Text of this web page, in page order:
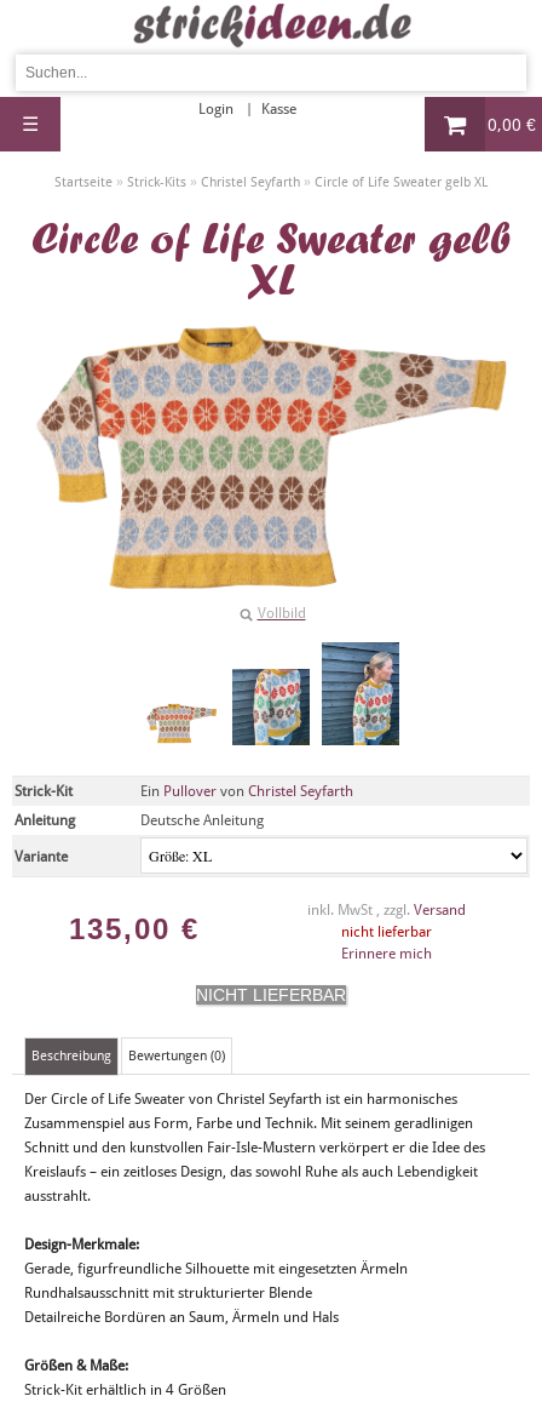
0,00 €
Login Kasse
☰
Startseite » Strick-Kits » Christel Seyfarth » Circle of Life Sweater gelb XL
Circle of Life Sweater gelb
XL
Vollbild
Strick-Kit Ein Pullover von Christel Seyfarth
Anleitung
Deutsche Anleitung
Variante
135,00 €
inkl. MwSt , zzgl. Versand
nicht lieferbar
Erinnere mich
Beschreibung Bewertungen (0)
Der Circle of Life Sweater von Christel Seyfarth ist ein harmonisches
Zusammenspiel aus Form, Farbe und Technik. Mit seinem geradlinigen
Schnitt und den kunstvollen Fair-Isle-Mustern verkörpert er die Idee des
Kreislaufs – ein zeitloses Design, das sowohl Ruhe als auch Lebendigkeit
ausstrahlt.
Design-Merkmale:
Gerade, figurfreundliche Silhouette mit eingesetzten Ärmeln
Rundhalsausschnitt mit strukturierter Blende
Detailreiche Bordüren an Saum, Ärmeln und Hals
Größen & Maße:
Strick-Kit erhältlich in 4 Größen